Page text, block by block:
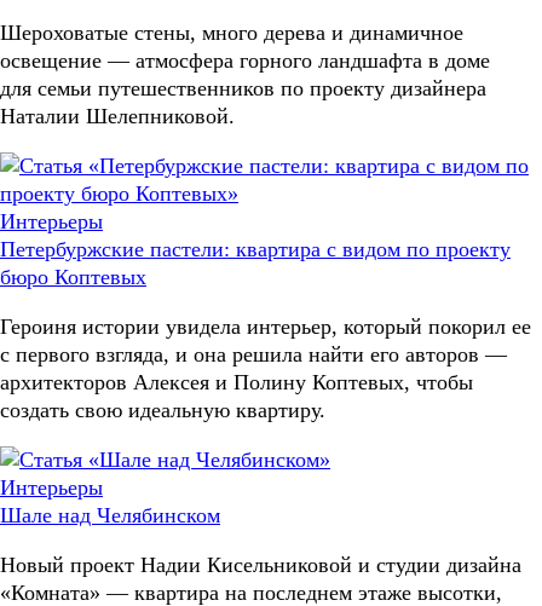
Шероховатые стены, много дерева и динамичное
освещение — атмосфера горного ландшафта в доме
для семьи путешественников по проекту дизайнера
Наталии Шелепниковой.
Интерьеры
Петербуржские пастели: квартира с видом по проекту
бюро Коптевых
Героиня истории увидела интерьер, который покорил ее
с первого взгляда, и она решила найти его авторов —
архитекторов Алексея и Полину Коптевых, чтобы
создать свою идеальную квартиру.
Интерьеры
Шале над Челябинском
Новый проект Надии Кисельниковой и студии дизайна
«Комната» — квартира на последнем этаже высотки,